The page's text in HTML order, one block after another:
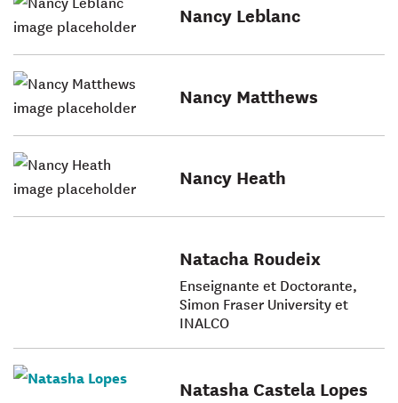
Nancy Leblanc
Nancy Matthews
Nancy Heath
Natacha Roudeix
Enseignante et Doctorante,
Simon Fraser University et
INALCO
Natasha Castela Lopes